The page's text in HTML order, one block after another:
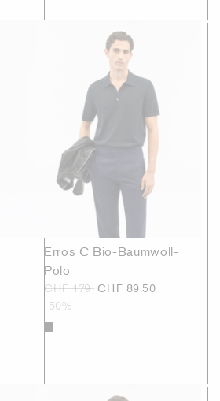
Erros C Bio-Baumwoll-
Polo
CHF 179 CHF 89.50
-50%